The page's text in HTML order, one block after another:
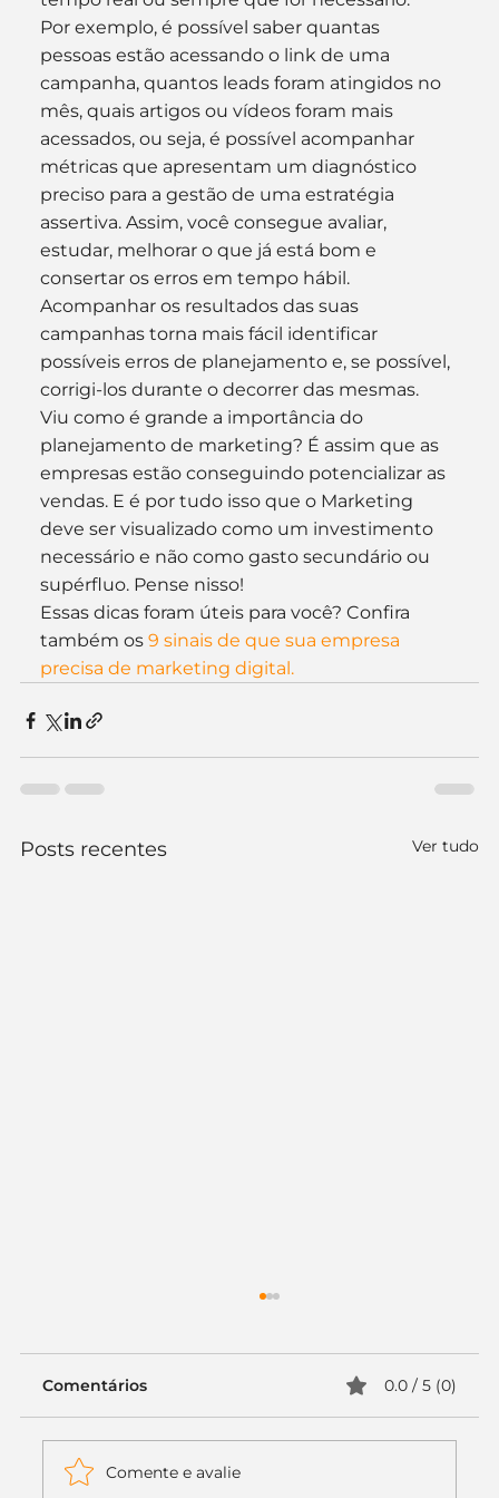
Por exemplo, é possível saber quantas
pessoas estão acessando o link de uma
campanha, quantos leads foram atingidos no
mês, quais artigos ou vídeos foram mais
acessados, ou seja, é possível acompanhar
métricas que apresentam um diagnóstico
preciso para a gestão de uma estratégia
assertiva. Assim, você consegue avaliar,
estudar, melhorar o que já está bom e
consertar os erros em tempo hábil.
Acompanhar os resultados das suas
campanhas torna mais fácil identificar
possíveis erros de planejamento e, se possível,
corrigi-los durante o decorrer das mesmas.
Viu como é grande a importância do
planejamento de marketing? É assim que as
empresas estão conseguindo potencializar as
vendas. E é por tudo isso que o Marketing
deve ser visualizado como um investimento
necessário e não como gasto secundário ou
supérfluo. Pense nisso!
Essas dicas foram úteis para você? Confira
também os 9 sinais de que sua empresa
precisa de marketing digital.
Posts recentes Ver tudo
Comentários 0.0 / 5 (0)
Comente e avalie